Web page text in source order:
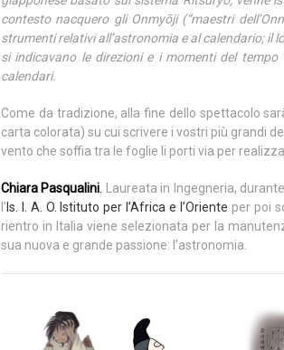
contesto nacquero gli Onmyōji (“maestri
strumenti relativi all’astronomia e al calendario; il
si indicavano le direzioni e i momenti del
calendari.
Come da tradizione, alla fine dello spettacolo
carta colorata) su cui scrivere i vostri più grandi
vento che soffia tra le foglie li porti via per
Chiara Pasqualini
Laureata in Ingegneria,
l’ Is. I. A. O. Istituto per l’Africa e l’Oriente per poi
rientro in Italia viene selezionata per la
sua nuova e grande passione: l’astronomia.